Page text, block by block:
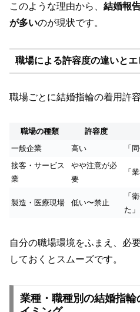
このような理由から、 結婚報
が多いのが現状です。
職場による許容度の違いとエ
職場ごとに結婚指輪の着用許
職場の種類 許容度
一般企業
高い
「
接客・サービス
業
やや注意が必
要
「
製造・医療現場 低い〜禁止
「
た」
自分の職場環境をふまえ、必
しておくとスムーズです。
業種・職種別の結婚指